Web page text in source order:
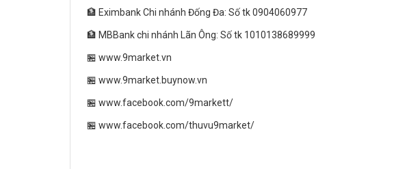
🏦 Eximbank Chi nhánh Đống Đa: Số tk 0904060977
🏦 MBBank chi nhánh Lãn Ông: Số tk 1010138689999
🏪 www.9market.vn
🏪 www.9market.buynow.vn
🏪 www.facebook.com/9markett/
🏪 www.facebook.com/thuvu9market/